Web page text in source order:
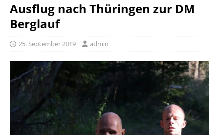
Ausflug nach Thüringen zur DM
Berglauf
25. September 2019 admin